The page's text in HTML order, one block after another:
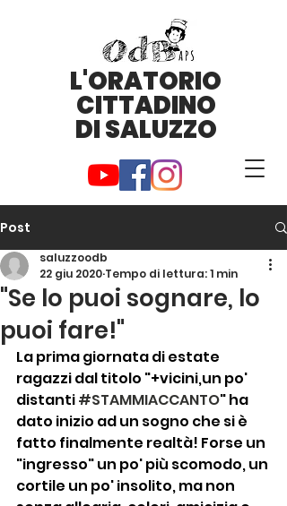
L'ORATORIO
CITTADINO
DI SALUZZO
Post
"Se lo puoi sognare, lo
puoi fare!"
saluzzoodb
22 giu 2020 Tempo di lettura: 1 min
La prima giornata di estate
ragazzi dal titolo "+vicini,un po'
distanti #STAMMIACCANTO" ha
dato inizio ad un sogno che si è
fatto finalmente realtà! Forse un
"ingresso" un po' più scomodo, un
cortile un po' insolito, ma non